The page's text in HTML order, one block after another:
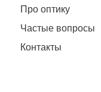
Про оптику
Частые вопросы
Контакты